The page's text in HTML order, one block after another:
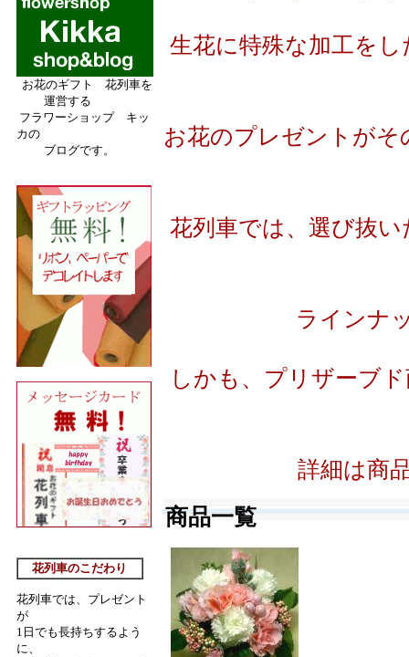
お花のギフト 花列車を
運営する
フラワーショップ キッ
カの
ブログです。
花列車のこだわり
花列車では、プレゼント
が
1日でも長持ちするよう
に、
生花に特殊な加工を
お花のプレゼントが
花列車では、選び抜
ラインナ
しかも、プリザーブ
詳細は商
商品一覧